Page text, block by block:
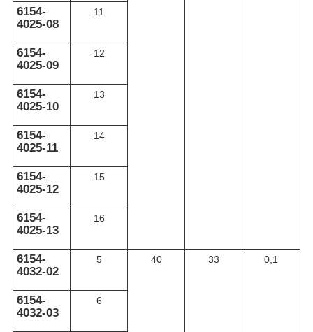
6154-
4025-08
11
6154-
4025-09
12
6154-
4025-10
13
6154-
4025-11
14
6154-
4025-12
15
6154-
4025-13
16
6154-
4032-02
5 40 33 0,1
6154-
4032-03
6